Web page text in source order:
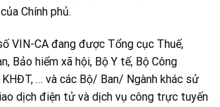
Chính phủ.
VIN-CA đang được Tổng cục Thuế,
Bảo hiểm xã hội, Bộ Y tế, Bộ Công
… và các Bộ/ Ban/ Ngành khác sử
dịch điện tử và dịch vụ công trực tuyến